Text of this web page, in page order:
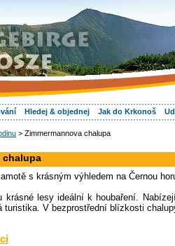
Hledej & objednej Jak do Krkonoš
> Zimmermannova chalupa
chalupa
s krásným výhledem na Černou
krásné lesy ideální k houbaření.
turistika. V bezprostřední blízkosti